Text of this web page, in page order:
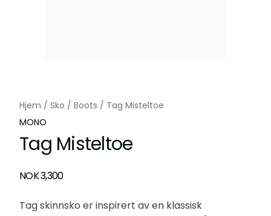
Hjem / Sko / Boots / Tag Misteltoe
MONO
Tag Misteltoe
Produktdetaljer
NOK 3,300
Description
Tag skinnsko er inspirert av en klassisk